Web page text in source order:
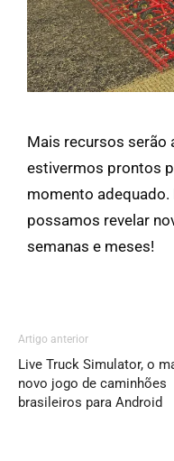
Mais recursos serão
estivermos prontos
momento adequado.
possamos revelar
semanas e meses!
Artigo anterior
Live Truck Simulator, o
novo jogo de caminhões
brasileiros para Android